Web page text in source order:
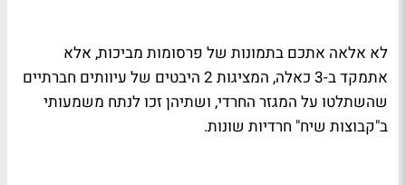
לא אלאה אתכם בתמונות של פרסומות מביכות, אלא
אתמקד ב-3 כאלה, המציגות 2 היבטים של עיוותים חברתיים
שהשתלטו על המגזר החרדי, ושתיהן זכו לנתח משמעותי
ב"קבוצות שיח" חרדיות שונות.